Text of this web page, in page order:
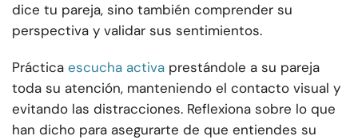
dice tu pareja, sino también comprender su
perspectiva y validar sus sentimientos.
Práctica escucha activa prestándole a su pareja
toda su atención, manteniendo el contacto visual y
evitando las distracciones. Reflexiona sobre lo que
han dicho para asegurarte de que entiendes su